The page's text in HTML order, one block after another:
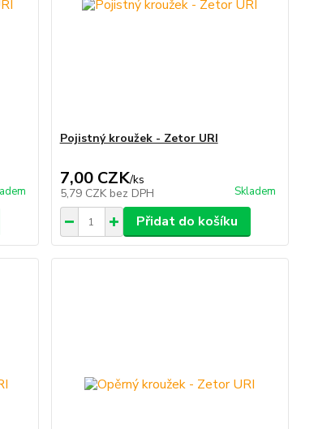
Pojistný kroužek - Zetor URI
7,00 CZK/ks
5,79 CZK bez DPH Skladem
Přidat do košíku